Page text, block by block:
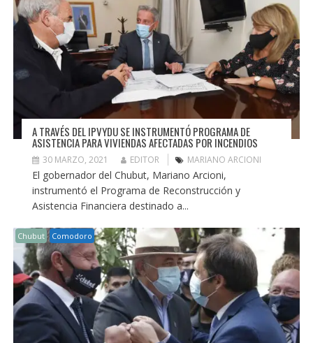
A TRAVÉS DEL IPVYDU SE INSTRUMENTÓ PROGRAMA DE
ASISTENCIA PARA VIVIENDAS AFECTADAS POR INCENDIOS
30 MARZO, 2021 EDITOR MARIANO ARCIONI
El gobernador del Chubut, Mariano Arcioni,
instrumentó el Programa de Reconstrucción y
Asistencia Financiera destinado a...
Chubut Comodoro